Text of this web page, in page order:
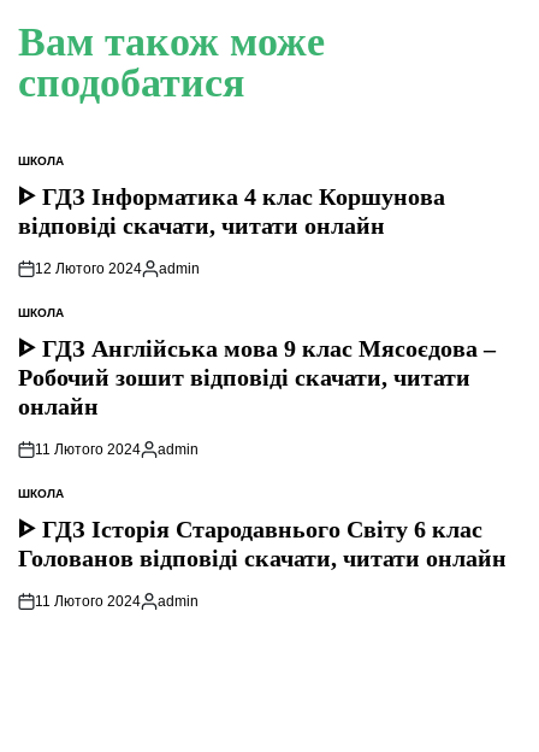
Вам також може
сподобатися
ОПУБЛІКУВАТИ
У
ШКОЛА
ᐈ ГДЗ Інформатика 4 клас Коршунова
відповіді скачати, читати онлайн
12 Лютого 2024
Опубліковано
admin
ОПУБЛІКУВАТИ
У
ШКОЛА
ᐈ ГДЗ Англійська мова 9 клас Мясоєдова –
Робочий зошит відповіді скачати, читати
онлайн
11 Лютого 2024
Опубліковано
admin
ОПУБЛІКУВАТИ
У
ШКОЛА
ᐈ ГДЗ Історія Стародавнього Свiту 6 клас
Голованов відповіді скачати, читати онлайн
11 Лютого 2024
Опубліковано
admin